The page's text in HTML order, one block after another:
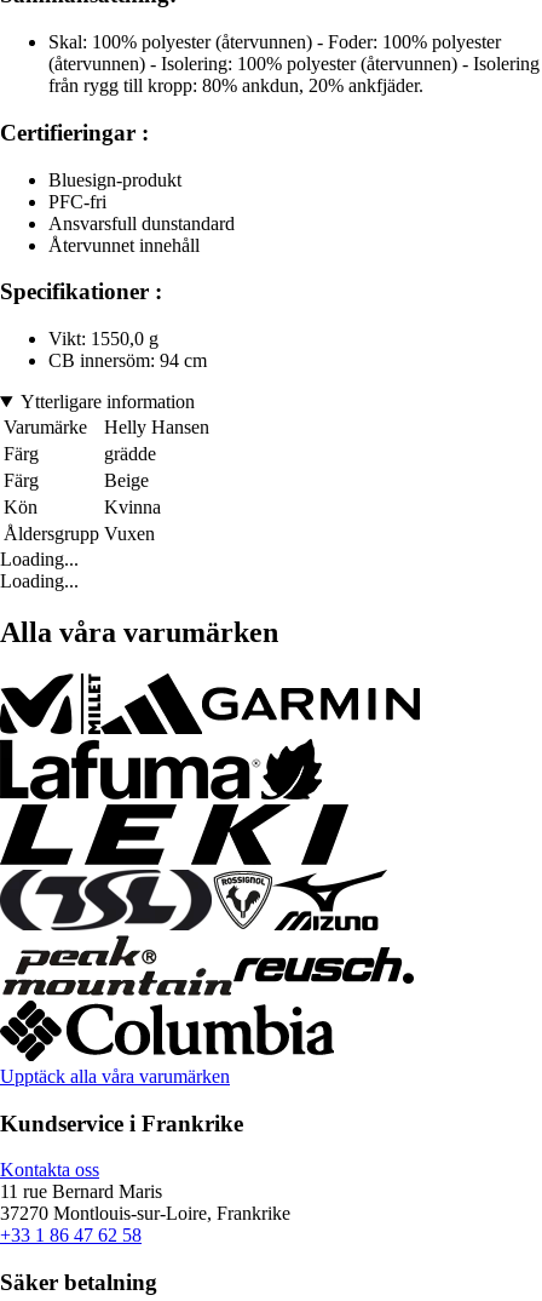
Skal: 100% polyester (återvunnen) - Foder: 100% polyester
(återvunnen) - Isolering: 100% polyester (återvunnen) - Isolering
från rygg till kropp: 80% ankdun, 20% ankfjäder.
Certifieringar :
Bluesign-produkt
PFC-fri
Ansvarsfull dunstandard
Återvunnet innehåll
Specifikationer :
Vikt: 1550,0 g
CB innersöm: 94 cm
Ytterligare information
Varumärke
Helly Hansen
Färg
grädde
Färg
Beige
Kön
Kvinna
Åldersgrupp Vuxen
Loading...
Loading...
Alla våra varumärken
Upptäck alla våra varumärken
Kundservice i Frankrike
Kontakta oss
11 rue Bernard Maris
37270 Montlouis-sur-Loire, Frankrike
+33 1 86 47 62 58
Säker betalning